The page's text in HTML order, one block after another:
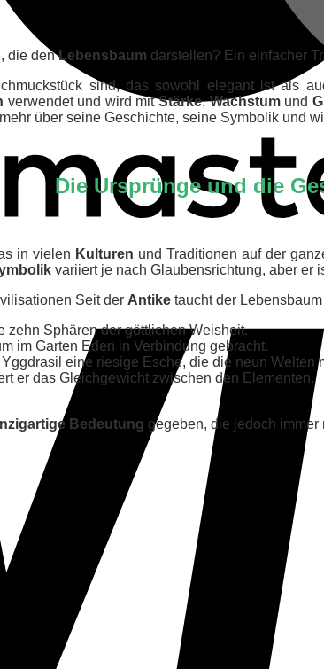
die denLebensbaum darstellen? Ein einfacher
sind, das sowohl elegant ist als
verwendet und wird mitStärke,Wachstumund
über seine Geschichte, seine Symbolik und
Die Ursprünge und die
in vielen Kulturen und Traditionen auf der
variiert je nach Glaubensrichtung, aber er
Seit der Antike taucht der
zehn Sphären der göttlichen Weisheit.
im Garten Eden in Verbindung gebracht.
Yggdrasil eine riesige Esche, die die neun Welten
er das Gleichgewicht zwischen den Elementen.
Bedeutung gegeben, die jedoch immer